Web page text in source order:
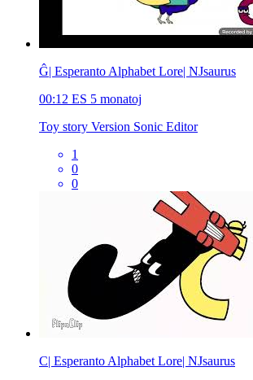
Ĝ| Esperanto Alphabet Lore| NJsaurus
00:12 ES 5 monatoj
Toy story Version Sonic Editor
1
0
0
C| Esperanto Alphabet Lore| NJsaurus